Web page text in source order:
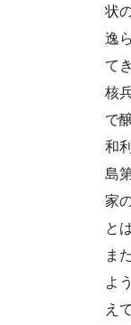
状
逸
て
核
で
和
島
家
と
ま
よ
え